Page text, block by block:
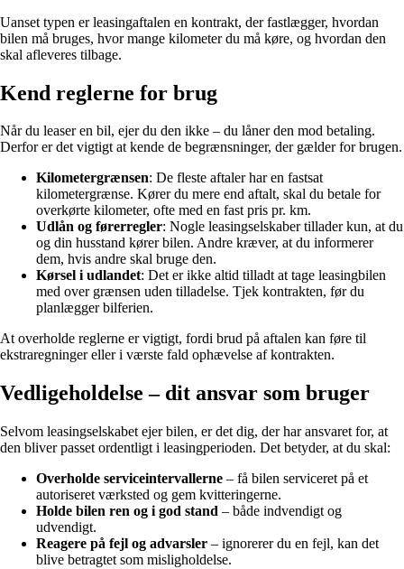
Uanset typen er leasingaftalen en kontrakt, der fastlægger, hvordan
bilen må bruges, hvor mange kilometer du må køre, og hvordan den
skal afleveres tilbage.
Kend reglerne for brug
Når du leaser en bil, ejer du den ikke – du låner den mod betaling.
Derfor er det vigtigt at kende de begrænsninger, der gælder for brugen.
Kilometergrænsen: De fleste aftaler har en fastsat
kilometergrænse. Kører du mere end aftalt, skal du betale for
overkørte kilometer, ofte med en fast pris pr. km.
Udlån og førerregler: Nogle leasingselskaber tillader kun, at du
og din husstand kører bilen. Andre kræver, at du informerer
dem, hvis andre skal bruge den.
Kørsel i udlandet: Det er ikke altid tilladt at tage leasingbilen
med over grænsen uden tilladelse. Tjek kontrakten, før du
planlægger bilferien.
At overholde reglerne er vigtigt, fordi brud på aftalen kan føre til
ekstraregninger eller i værste fald ophævelse af kontrakten.
Vedligeholdelse – dit ansvar som bruger
Selvom leasingselskabet ejer bilen, er det dig, der har ansvaret for, at
den bliver passet ordentligt i leasingperioden. Det betyder, at du skal:
Overholde serviceintervallerne – få bilen serviceret på et
autoriseret værksted og gem kvitteringerne.
Holde bilen ren og i god stand – både indvendigt og
udvendigt.
Reagere på fejl og advarsler – ignorerer du en fejl, kan det
blive betragtet som misligholdelse.